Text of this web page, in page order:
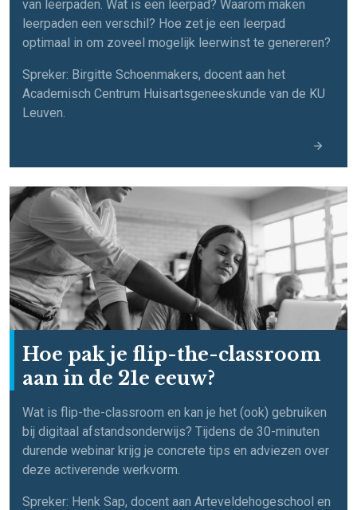
van leerpaden. Wat is een leerpad? Waarom maken
leerpaden een verschil? Hoe zet je een leerpad
optimaal in om zoveel mogelijk leerwinst te genereren?
Spreker: Birgitte Schoenmakers, docent aan het
Academisch Centrum Huisartsgeneeskunde van de KU
Leuven.
Hoe pak je flip-the-classroom
aan in de 21e eeuw?
Wat is flip-the-classroom en kan je het (ook) gebruiken
bij digitaal afstandsonderwijs? Tijdens de 30-minuten
durende webinar krijg je concrete tips en adviezen over
deze activerende werkvorm.
Spreker: Henk Sap, docent aan Arteveldehogeschool en